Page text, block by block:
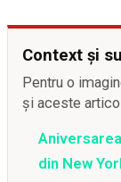
Context și
Pentru o
și aceste
din New